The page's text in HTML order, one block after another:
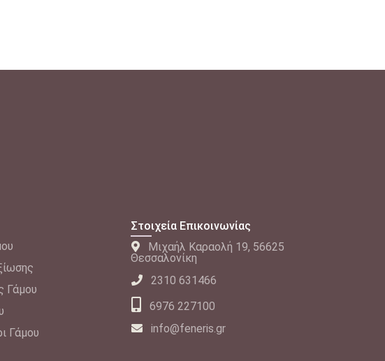
Γάμου
Γάμου
Στοιχεία Επικοινωνίας
Μιχαήλ Καραολή 19, 56625
Θεσσαλονίκη
2310 631466
6976 227100
info@feneris.gr